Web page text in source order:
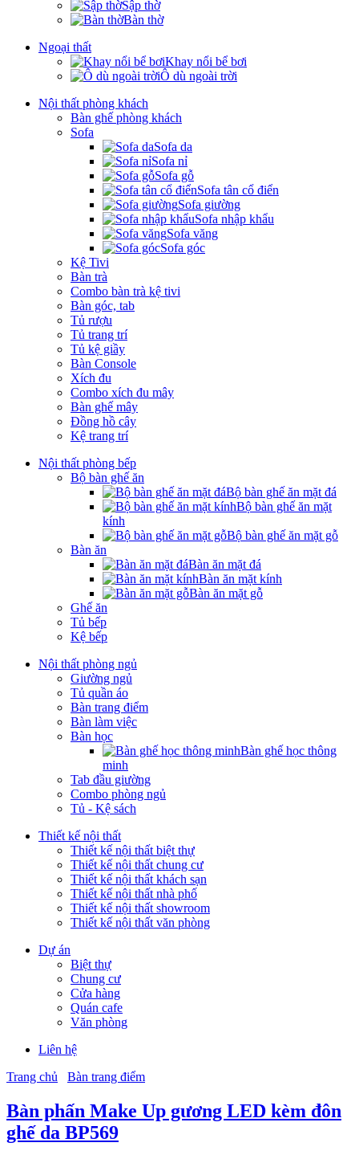
Sập thờ
Bàn thờ
Ngoại thất
Khay nổi bể bơi
Ô dù ngoài trời
Nội thất phòng khách
Bàn ghế phòng khách
Sofa
Sofa da
Sofa nỉ
Sofa gỗ
Sofa tân cổ điển
Sofa giường
Sofa nhập khẩu
Sofa văng
Sofa góc
Kệ Tivi
Bàn trà
Combo bàn trà kệ tivi
Bàn góc, tab
Tủ rượu
Tủ trang trí
Tủ kệ giầy
Bàn Console
Xích đu
Combo xích đu mây
Bàn ghế mây
Đồng hồ cây
Kệ trang trí
Nội thất phòng bếp
Bộ bàn ghế ăn
Bộ bàn ghế ăn mặt đá
Bộ bàn ghế ăn mặt
kính
Bộ bàn ghế ăn mặt gỗ
Bàn ăn
Bàn ăn mặt đá
Bàn ăn mặt kính
Bàn ăn mặt gỗ
Ghế ăn
Tủ bếp
Kệ bếp
Nội thất phòng ngủ
Giường ngủ
Tủ quần áo
Bàn trang điểm
Bàn làm việc
Bàn học
Bàn ghế học thông
minh
Tab đầu giường
Combo phòng ngủ
Tủ - Kệ sách
Thiết kế nội thất
Thiết kế nội thất biệt thự
Thiết kế nội thất chung cư
Thiết kế nội thất khách sạn
Thiết kế nội thất nhà phố
Thiết kế nội thất showroom
Thiết kế nội thất văn phòng
Dự án
Biệt thự
Chung cư
Cửa hàng
Quán cafe
Văn phòng
Liên hệ
Trang chủ
Bàn trang điểm
Bàn phấn Make Up gương LED kèm đôn
ghế da BP569